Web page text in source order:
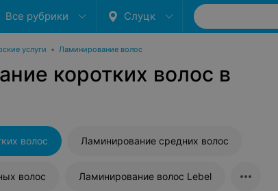
Все рубрики Слуцк
услуги • Ламинирование волос
коротких волос в
волос Ламинирование средних волос
волос Ламинирование волос Lebel